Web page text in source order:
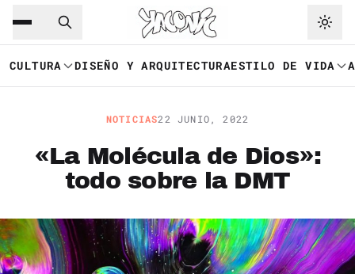
Saltar al contenido principal
CULTURA DISEÑO Y ARQUITECTURAESTILO DE VIDA
NOTICIAS22 JUNIO, 2022
«La Molécula de Dios»:
todo sobre la DMT